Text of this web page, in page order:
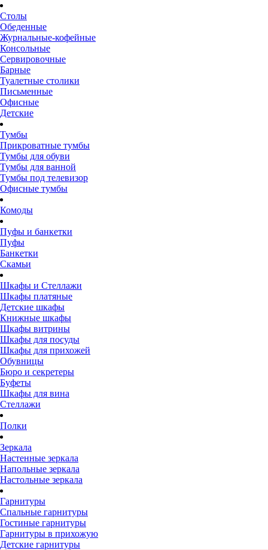
Столы
Обеденные
Журнальные-кофейные
Консольные
Сервировочные
Барные
Туалетные столики
Письменные
Офисные
Детские
Тумбы
Прикроватные тумбы
Тумбы для обуви
Тумбы для ванной
Тумбы под телевизор
Офисные тумбы
Комоды
Пуфы и банкетки
Пуфы
Банкетки
Скамьи
Шкафы и Стеллажи
Шкафы платяные
Детские шкафы
Книжные шкафы
Шкафы витрины
Шкафы для посуды
Шкафы для прихожей
Обувницы
Бюро и секретеры
Буфеты
Шкафы для вина
Стеллажи
Полки
Зеркала
Настенные зеркала
Напольные зеркала
Настольные зеркала
Гарнитуры
Спальные гарнитуры
Гостиные гарнитуры
Гарнитуры в прихожую
Детские гарнитуры